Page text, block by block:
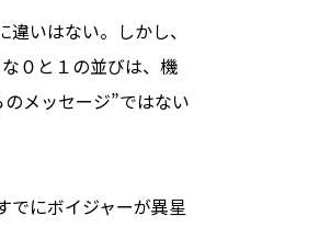
いはない。しかし、
０と１の並びは、機
メッセージ”ではない
でにボイジャーが異星